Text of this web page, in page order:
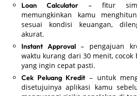
Loan Calculator – fitur
memungkinkan kamu
sesuai kondisi keuangan,
akurat.
Instant Approval– pengajuan
waktu kurang dari 30 menit,
yang ingin cepat pasti.
Cek Peluang Kredit– untuk
disetujuinya aplikasi kamu